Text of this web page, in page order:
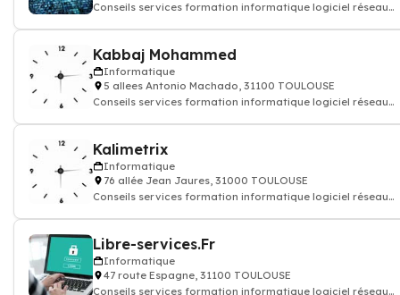
Conseils services formation informatique logiciel réseau
Kabbaj Mohammed
Informatique
5 allees Antonio Machado, 31100 TOULOUSE
Conseils services formation informatique logiciel réseau
Kalimetrix
Informatique
76 allée Jean Jaures, 31000 TOULOUSE
Conseils services formation informatique logiciel réseau
Libre-services.Fr
Informatique
47 route Espagne, 31100 TOULOUSE
Conseils services formation informatique logiciel réseau